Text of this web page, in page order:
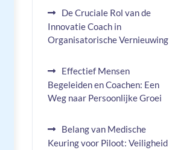
De Cruciale Rol van de
Innovatie Coach in
Organisatorische Vernieuwing
Effectief Mensen
Begeleiden en Coachen: Een
Weg naar Persoonlijke Groei
Belang van Medische
Keuring voor Piloot: Veiligheid